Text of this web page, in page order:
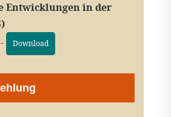
Entwicklungen in der
Download